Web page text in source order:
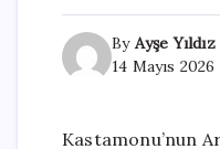
By Ayşe Yıldız
14 Mayıs 2026
Kastamonu’nun